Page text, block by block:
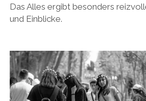
Das Alles ergibt besonders
und Einblicke.